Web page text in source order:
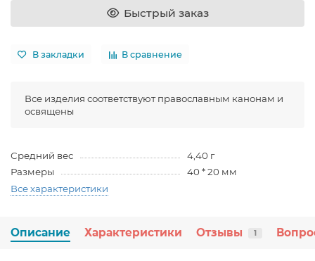
Быстрый заказ
В закладки В сравнение
Все изделия соответствуют православным канонам и
освящены
Средний вес
4,40 г
Размеры
40 * 20 мм
Все характеристики
Описание Характеристики Отзывы 1